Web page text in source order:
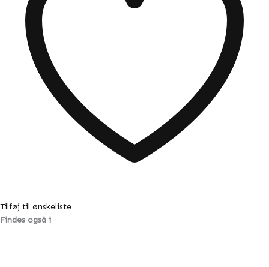
Tilføj til ønskeliste
Findes også i